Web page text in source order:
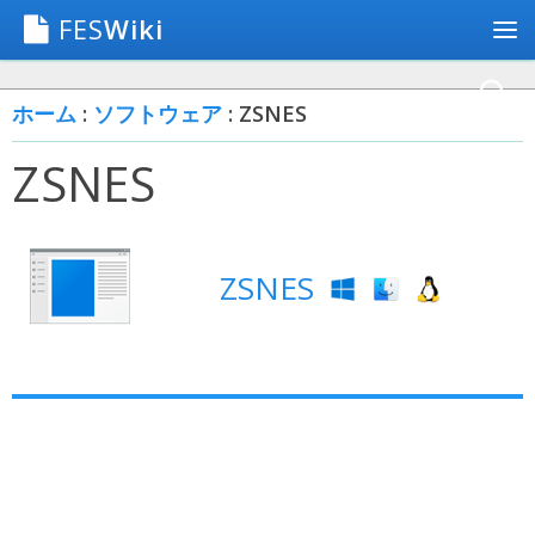
FESWiki
ホーム : ソフトウェア : ZSNES
ZSNES
ZSNES